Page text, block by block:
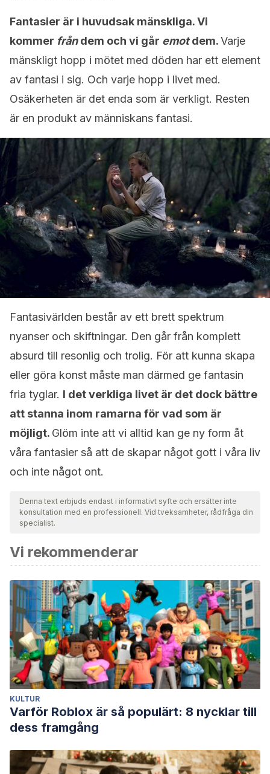
Fantasier är i huvudsak mänskliga. Vi
kommer fråndem och vi går emotdem.Varje
mänskligt hopp i mötet med döden har ett element
av fantasi i sig. Och varje hopp i livet med.
Osäkerheten är det enda som är verkligt. Resten
är en produkt av människans fantasi.
Fantasivärlden består av ett brett spektrum
nyanser och skiftningar. Den går från komplett
absurd till resonlig och trolig. För att kunna skapa
eller göra konst måste man därmed ge fantasin
fria tyglar. I det verkliga livet är det dock bättre
att stanna inom ramarna för vad som är
möjligt. Glöm inte att vi alltid kan ge ny form åt
våra fantasier så att de skapar något gott i våra liv
och inte något ont.
Denna text erbjuds endast i informativt syfte och ersätter inte
konsultation med en professionell. Vid tveksamheter, rådfråga din
specialist.
Vi rekommenderar
KULTUR
Varför Roblox är så populärt: 8 nycklar till
dess framgång